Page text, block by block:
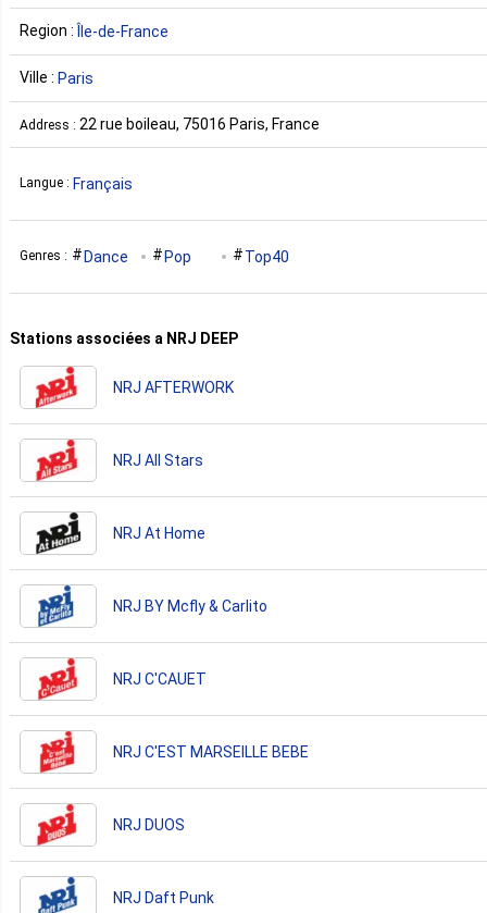
Region : Île-de-France
Ville : Paris
Address : 22 rue boileau, 75016 Paris, France
Langue : Français
Genres : Dance Pop Top40
Stations associées a NRJ DEEP
NRJ AFTERWORK
NRJ All Stars
NRJ At Home
NRJ BY Mcfly & Carlito
NRJ C'CAUET
NRJ C'EST MARSEILLE BEBE
NRJ DUOS
NRJ Daft Punk